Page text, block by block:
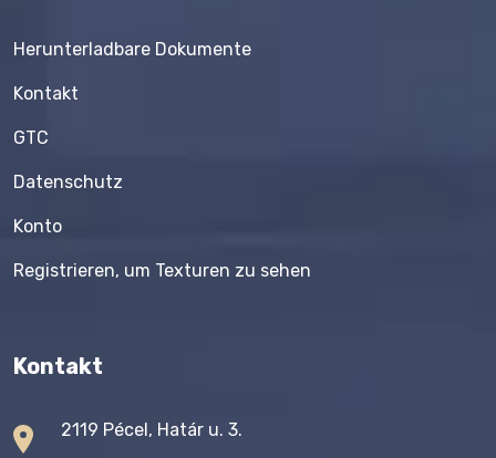
Herunterladbare Dokumente
Kontakt
GTC
Datenschutz
Konto
Registrieren, um Texturen zu sehen
Kontakt
2119 Pécel, Határ u. 3.